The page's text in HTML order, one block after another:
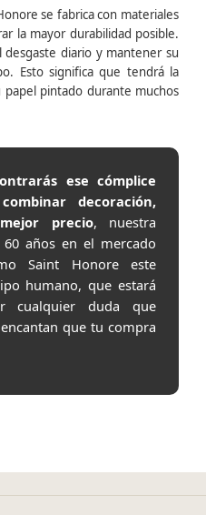
se fabrica con materiales
la mayor durabilidad posible.
desgaste diario y mantener su
Esto significa que tendrá la
pintado durante muchos
ese cómplice
decoración,
precio, nuestra
años en el mercado
Saint Honore este
humano, que estará
cualquier duda que
que tu compra